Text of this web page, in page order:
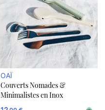
OAÏ
Couverts Nomades &
Minimalistes en Inox